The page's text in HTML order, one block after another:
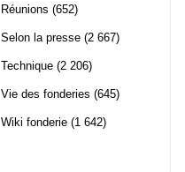
Réunions (652)
Selon la presse (2 667)
Technique (2 206)
Vie des fonderies (645)
Wiki fonderie (1 642)